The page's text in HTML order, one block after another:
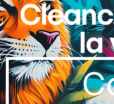
la